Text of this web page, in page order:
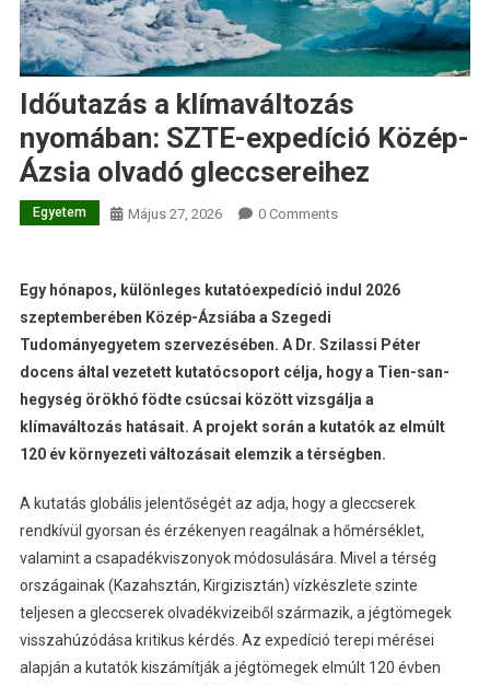
Időutazás a klímaváltozás
nyomában: SZTE-expedíció Közép-
Ázsia olvadó gleccsereihez
Egyetem Május 27, 2026 0 Comments
Egy hónapos, különleges kutatóexpedíció indul 2026
szeptemberében Közép-Ázsiába a Szegedi
Tudományegyetem szervezésében. A Dr. Szilassi Péter
docens által vezetett kutatócsoport célja, hogy a Tien-san-
hegység örökhó födte csúcsai között vizsgálja a
klímaváltozás hatásait. A projekt során a kutatók az elmúlt
120 év környezeti változásait elemzik a térségben.
A kutatás globális jelentőségét az adja, hogy a gleccserek
rendkívül gyorsan és érzékenyen reagálnak a hőmérséklet,
valamint a csapadékviszonyok módosulására. Mivel a térség
országainak (Kazahsztán, Kirgizisztán) vízkészlete szinte
teljesen a gleccserek olvadékvizeiből származik, a jégtömegek
visszahúzódása kritikus kérdés. Az expedíció terepi mérései
alapján a kutatók kiszámítják a jégtömegek elmúlt 120 évben